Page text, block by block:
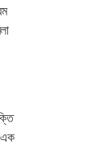
এক